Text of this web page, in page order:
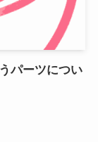
パーツについ